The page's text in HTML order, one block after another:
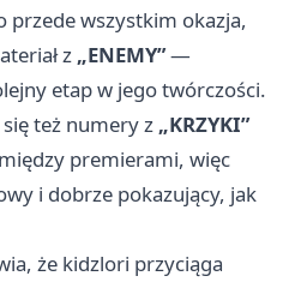
wszystkim okazja,
z „ENEMY”—
etap w jego twórczości.
też numery z „KRZYKI”
premierami, więc
i dobrze pokazujący, jak
że kidzlori przyciąga